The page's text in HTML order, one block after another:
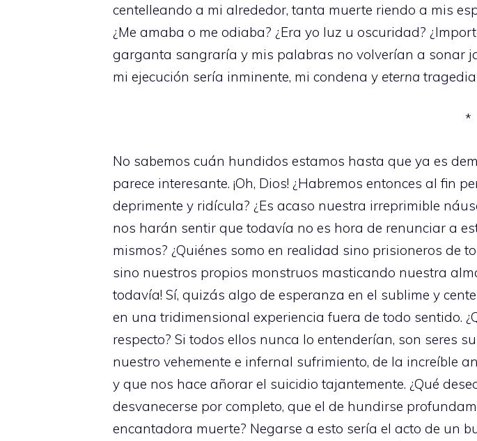
centelleando a mi alrededor, tanta muerte riendo a mis
¿Me amaba o me odiaba? ¿Era yo luz u oscuridad?
garganta sangraría y mis palabras no volverían a sonar
mi ejecución sería inminente, mi condena y eterna
*
No sabemos cuán hundidos estamos hasta que ya es
parece interesante. ¡Oh, Dios! ¿Habremos entonces al fin
deprimente y ridícula? ¿Es acaso nuestra irreprimible
nos harán sentir que todavía no es hora de renunciar a
mismos? ¿Quiénes somo en realidad sino prisioneros de
sino nuestros propios monstruos masticando nuestra
todavía! Sí, quizás algo de esperanza en el sublime y
en una tridimensional experiencia fuera de todo sentido.
respecto? Si todos ellos nunca lo entenderían, son seres
nuestro vehemente e infernal sufrimiento, de la increíble
y que nos hace añorar el suicidio tajantemente. ¿Qué
desvanecerse por completo, que el de hundirse
encantadora muerte? Negarse a esto sería el acto de un